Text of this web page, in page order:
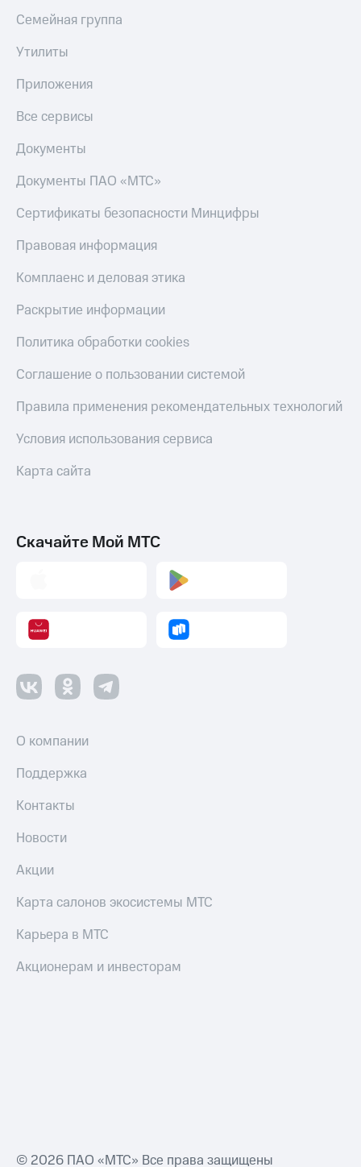
Семейная группа
Утилиты
Приложения
Все сервисы
Документы
Документы ПАО «МТС»
Сертификаты безопасности Минцифры
Правовая информация
Комплаенс и деловая этика
Раскрытие информации
Политика обработки cookies
Соглашение о пользовании системой
Правила применения рекомендательных технологий
Условия использования сервиса
Карта сайта
Скачайте Мой МТС
О компании
Поддержка
Контакты
Новости
Акции
Карта салонов экосистемы МТС
Карьера в МТС
Акционерам и инвесторам
© 2026 ПАО «МТС» Все права защищены